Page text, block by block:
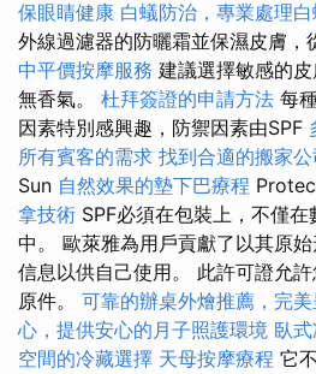
保眼睛健康 白蟻防治，專業處理
外線過濾器的防曬霜並保濕皮膚，
中平價按摩服務 建議選擇敏感的
無香氣。 杜拜簽證的申請方法 每
因素特別感興趣，防禦因素由SPF
所有賓客的需求 找到合適的搬家
Sun 自然效果的墊下巴療程
拿技術 SPF必須在包裝上，不僅
中。 歐萊雅為用戶貢獻了以其原
信息以供自己使用。 此許可證允
原件。 可靠的辦桌外燴推薦，完
心，提供安心的月子照護環境 臥
空間的冷藏選擇 天母按摩療程 它